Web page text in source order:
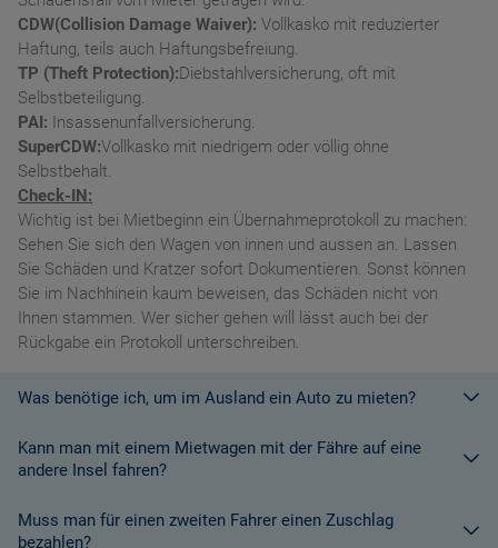
CDW(Collision Damage Waiver): Vollkasko mit reduzierter
Haftung, teils auch Haftungsbefreiung.
TP (Theft Protection):Diebstahlversicherung, oft mit
Selbstbeteiligung.
PAI: Insassenunfallversicherung.
SuperCDW:Vollkasko mit niedrigem oder völlig ohne
Selbstbehalt.
Check-IN:
Wichtig ist bei Mietbeginn ein Übernahmeprotokoll zu machen:
Sehen Sie sich den Wagen von innen und aussen an. Lassen
Sie Schäden und Kratzer sofort Dokumentieren. Sonst können
Sie im Nachhinein kaum beweisen, das Schäden nicht von
Ihnen stammen. Wer sicher gehen will lässt auch bei der
Rückgabe ein Protokoll unterschreiben.
Was benötige ich, um im Ausland ein Auto zu mieten?
Mit einem europäischen Führerschein ist es kein Problem ein
Fahrzeug zu mieten. In Europa und bei den meisten
Kann man mit einem Mietwagen mit der Fähre auf eine
andere Insel fahren?
Die meisten Fahrzeugvermieter erlauben aus Gründen des
Muss man für einen zweiten Fahrer einen Zuschlag
bezahlen?